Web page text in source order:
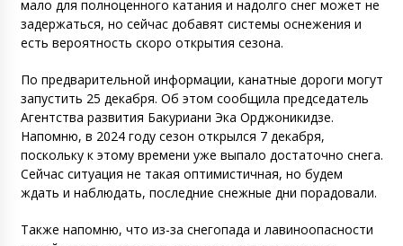
мало для полноценного катания и надолго снег может не
задержаться, но сейчас добавят системы оснежения и
есть вероятность скоро открытия сезона.
По предварительной информации, канатные дороги могут
запустить 25 декабря. Об этом сообщила председатель
Агентства развития Бакуриани Эка Орджоникидзе.
Напомню, в 2024 году сезон открылся 7 декабря,
поскольку к этому времени уже выпало достаточно снега.
Сейчас ситуация не такая оптимистичная, но будем
ждать и наблюдать, последние снежные дни порадовали.
Также напомню, что из-за снегопада и лавиноопасности